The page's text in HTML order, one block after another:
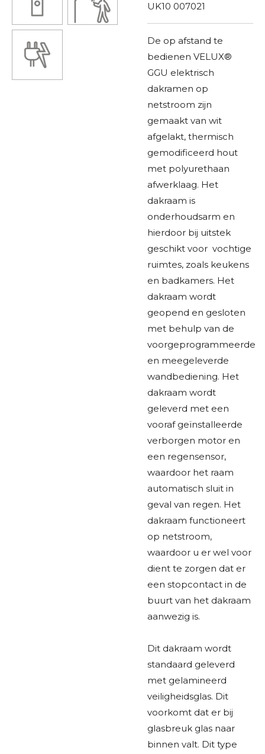
UK10 007021
De op afstand te
bedienen VELUX®
GGU elektrisch
dakramen op
netstroom zijn
gemaakt van wit
afgelakt, thermisch
gemodificeerd hout
met polyurethaan
afwerklaag. Het
dakraam is
onderhoudsarm en
hierdoor bij uitstek
geschikt voor vochtige
ruimtes, zoals keukens
en badkamers. Het
dakraam wordt
geopend en gesloten
met behulp van de
voorgeprogrammeerde
en meegeleverde
wandbediening. Het
dakraam wordt
geleverd met een
vooraf geïnstalleerde
verborgen motor en
een regensensor,
waardoor het raam
automatisch sluit in
geval van regen. Het
dakraam functioneert
op netstroom,
waardoor u er wel voor
dient te zorgen dat er
een stopcontact in de
buurt van het dakraam
aanwezig is.
Dit dakraam wordt
standaard geleverd
met gelamineerd
veiligheidsglas. Dit
voorkomt dat er bij
glasbreuk glas naar
binnen valt. Dit type